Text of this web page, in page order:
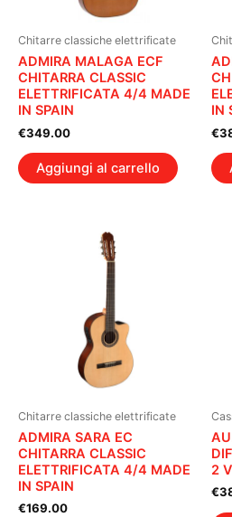
Chitarre classiche elettrificate
ADMIRA MALAGA ECF
CHITARRA CLASSIC
ELETTRIFICATA 4/4 MADE
IN SPAIN
€349.00
Aggiungi al carrello
IN
€
Chitarre classiche elettrificate
ADMIRA SARA EC
CHITARRA CLASSIC
ELETTRIFICATA 4/4 MADE
IN SPAIN
€169.00
2
€